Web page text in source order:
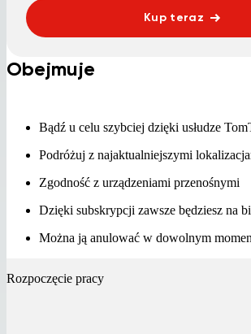
Kup teraz
Obejmuje
Bądź u celu szybciej dzięki usłudze
Podróżuj z najaktualniejszymi
Zgodność z urządzeniami przenośnymi
Dzięki subskrypcji zawsze będziesz na
Można ją anulować w dowolnym
Rozpoczęcie pracy